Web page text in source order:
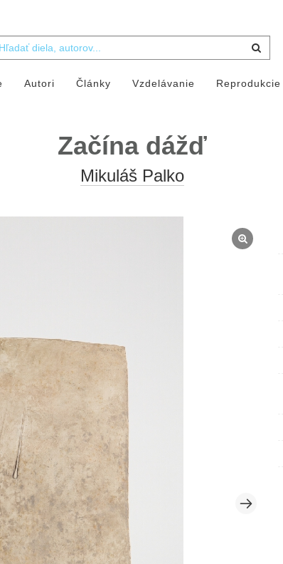
Autori Články Vzdelávanie Reprodukcie
Začína dážď
Mikuláš Palko